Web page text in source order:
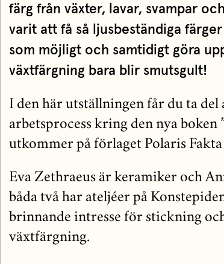
färg från växter, lavar, svampar
varit att få så ljusbeständiga
som möjligt och samtidigt göra
växtfärgning bara blir smutsgult!
I den här utställningen får du ta del
arbetsprocess kring den nya boken
utkommer på förlaget Polaris Fakta
Eva Zethraeus är keramiker och
båda två har ateljéer på
brinnande intresse för stickning
växtfärgning.